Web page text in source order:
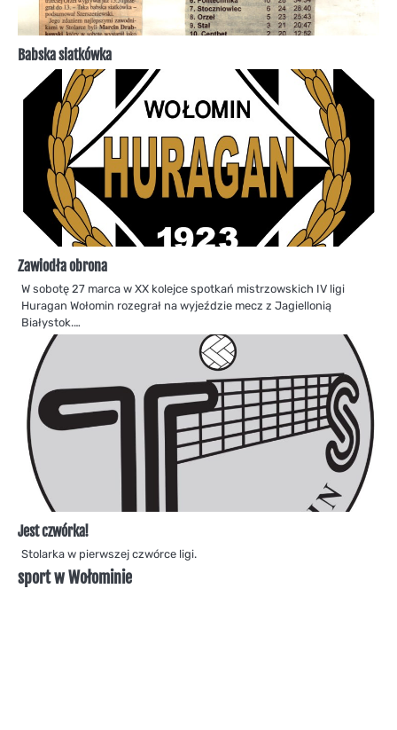
Babska siatkówka
Zawiodła obrona
W sobotę 27 marca w XX kolejce spotkań mistrzowskich IV ligi
Huragan Wołomin rozegrał na wyjeździe mecz z Jagiellonią
Białystok.…
Jest czwórka!
Stolarka w pierwszej czwórce ligi.
sport w Wołominie